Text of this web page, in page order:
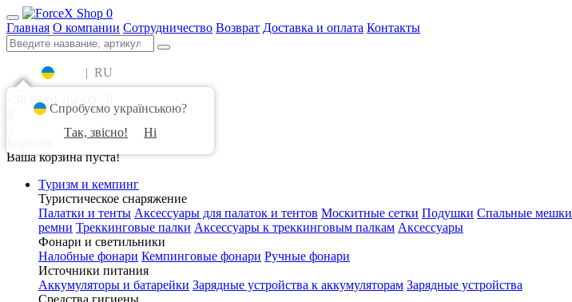
0
Главная О компании Сотрудничество Возврат Доставка и оплата Контакты
| RU
+38 (096) 282-00-70
Ваша корзина пуста!
Туризм и кемпинг
Туристическое снаряжение
Палатки и тенты Аксессуары для палаток и тентов Москитные сетки Подушки Спальные мешки
ремни Треккинговые палки Аксессуары к треккинговым палкам Аксессуары
Фонари и светильники
Налобные фонари Кемпинговые фонари Ручные фонари
Источники питания
Аккумуляторы и батарейки Зарядные устройства к аккумуляторам Зарядные устройства
Спробуємо українською?
Так, звісно!
Ні